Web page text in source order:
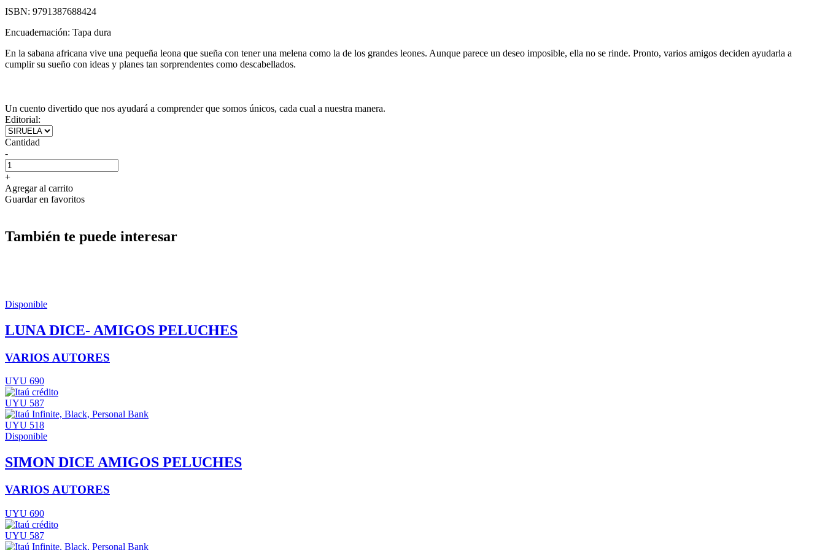
ISBN: 9791387688424
Encuadernación: Tapa dura
En la sabana africana vive una pequeña leona que sueña con tener una melena como la de los grandes leones. Aunque parece un deseo imposible, ella no se rinde. Pronto, varios amigos deciden ayudarla a
cumplir su sueño con ideas y planes tan sorprendentes como descabellados.
Un cuento divertido que nos ayudará a comprender que somos únicos, cada cual a nuestra manera.
Editorial:
Cantidad
-
+
Agregar al carrito
Guardar en favoritos
También te puede interesar
Disponible
LUNA DICE- AMIGOS PELUCHES
VARIOS AUTORES
UYU 690
UYU 587
UYU 518
Disponible
SIMON DICE AMIGOS PELUCHES
VARIOS AUTORES
UYU 690
UYU 587